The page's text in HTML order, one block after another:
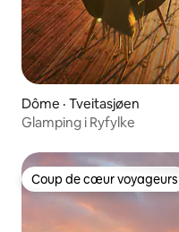
Dôme · Tveitasjøen
Glamping i Ryfylke
Coup de cœur voyageurs
Coup de cœur voyageurs